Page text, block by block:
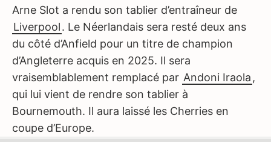
Arne Slot a rendu son tablier d’entraîneur de
Liverpool. Le Néerlandais sera resté deux ans
du côté d’Anfield pour un titre de champion
d’Angleterre acquis en 2025. Il sera
vraisemblablement remplacé par Andoni Iraola ,
qui lui vient de rendre son tablier à
Bournemouth. Il aura laissé les Cherries en
coupe d’Europe.